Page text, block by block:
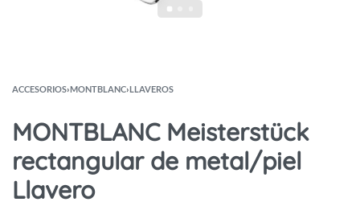
ACCESORIOS›MONTBLANC›LLAVEROS
MONTBLANC Meisterstück
rectangular de metal/piel
Llavero